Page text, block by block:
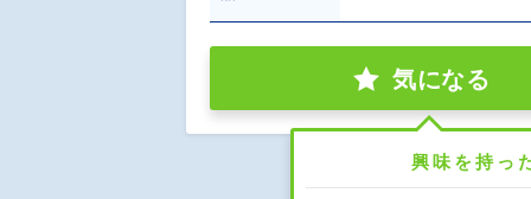
気になる
興味を持っ